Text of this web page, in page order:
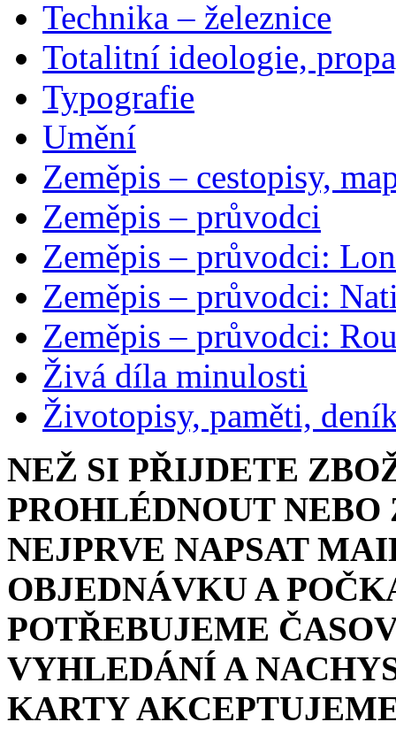
Technika – železnice
Totalitní ideologie,
Typografie
Umění
Zeměpis – cestopisy,
Zeměpis – průvodci
Zeměpis – průvodci:
Zeměpis – průvodci:
Zeměpis – průvodci:
Živá díla minulosti
Životopisy, paměti,
NEŽ SI PŘIJDETE
PROHLÉDNOUT
NEJPRVE NAPSAT
OBJEDNÁVKU A
POTŘEBUJEME
VYHLEDÁNÍ A
KARTY